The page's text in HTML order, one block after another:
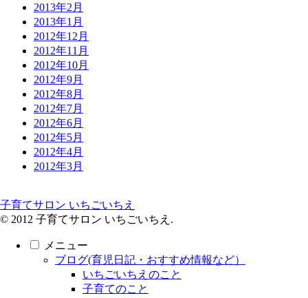
2013年2月
2013年1月
2012年12月
2012年11月
2012年10月
2012年9月
2012年8月
2012年7月
2012年6月
2012年5月
2012年4月
2012年3月
子育てサロン いちごいちえ
© 2012 子育てサロン いちごいちえ.
メニュー
ブログ(育児日記・おすすめ情報など）
いちごいちえのこと
子育てのこと